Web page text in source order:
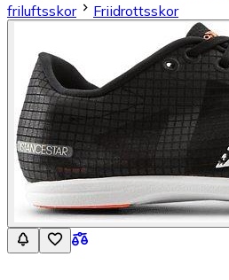
friluftsskor
Friidrottsskor